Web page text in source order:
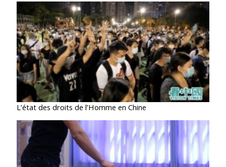
L’état des droits de l’Homme en Chine